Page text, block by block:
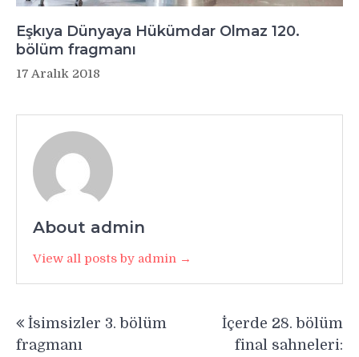
Eşkıya Dünyaya Hükümdar Olmaz 120.
bölüm fragmanı
17 Aralık 2018
About admin
View all posts by admin →
gezinmesi
İsimsizler 3. bölüm
fragmanı
İçerde 28. bölüm
final sahneleri: